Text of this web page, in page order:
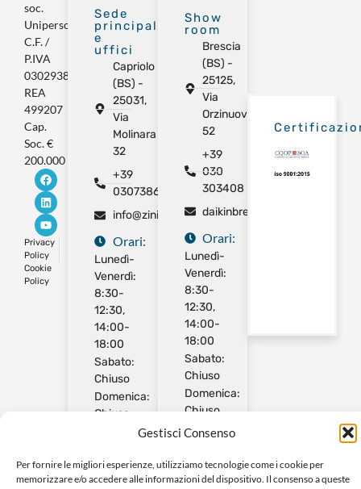
Gestisci Consenso
Per fornire le migliori esperienze, utilizziamo tecnologie come i cookie per
memorizzare e/o accedere alle informazioni del dispositivo. Il consenso a queste
soc.
Unipersonale
C.F. /
P.IVA
03029380981
REA
499207
Cap.
Soc. €
200.000
Privacy
Policy
Cookie
Policy
Sede
principale
e
uffici
Capriolo
(BS) -
25031,
Via
Molinara
32
+39
0307386325
info@ziniimpianti.com
Orari:
Lunedì-
Venerdì:
8:30-
12:30,
14:00-
18:00
Sabato:
Chiuso
Domenica:
Chiuso
Show
room
Brescia
(BS) -
25125,
Via
Orzinuovi
52
+39
030
303408
daikinbrescia@gmail.com
Orari:
Lunedì-
Venerdì:
8:30-
12:30,
14:00-
18:00
Sabato:
Chiuso
Domenica:
Chiuso